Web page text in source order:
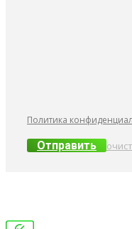
Политика
Отправить